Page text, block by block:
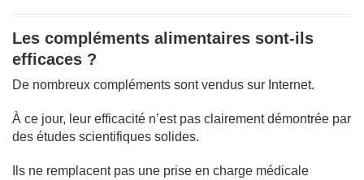
Les compléments alimentaires sont-ils
efficaces ?
De nombreux compléments sont vendus sur Internet.
À ce jour, leur efficacité n’est pas clairement démontrée par
des études scientifiques solides.
Ils ne remplacent pas une prise en charge médicale